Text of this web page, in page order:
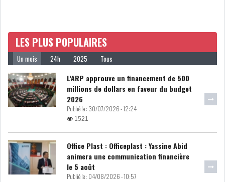
DONNÉES
MACROÉCONOMIQUES
HAUSSE DES RÉSERVES DE
LE DÉFICIT COURANT SE
LES PLUS POPULAIRES
Un mois 24h 2025 Tous
L'ARP approuve un financement de 500
millions de dollars en faveur du budget
2026
Publié le : 30/07/2026 - 12:24
1521
Office Plast : Officeplast : Yassine Abid
animera une communication financière
le 5 août
Publié le : 04/08/2026 - 10:57